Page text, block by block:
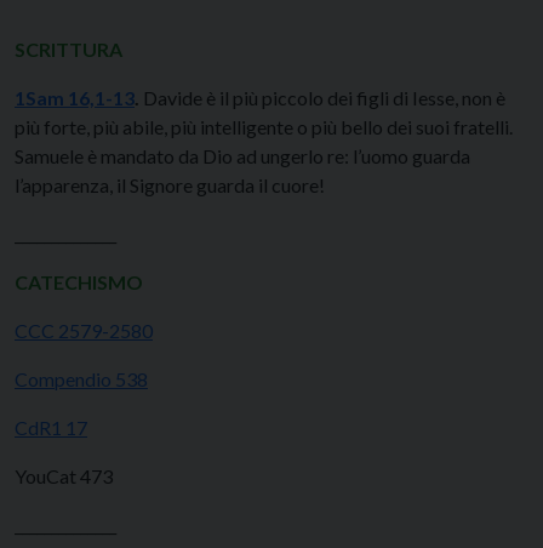
SCRITTURA
1Sam 16,1-13. Davide è il più piccolo dei figli di Iesse, non è
più forte, più abile, più intelligente o più bello dei suoi fratelli.
Samuele è mandato da Dio ad ungerlo re: l’uomo guarda
l’apparenza, il Signore guarda il cuore!
CATECHISMO
CCC 2579-2580
Compendio 538
CdR1 17
YouCat 473